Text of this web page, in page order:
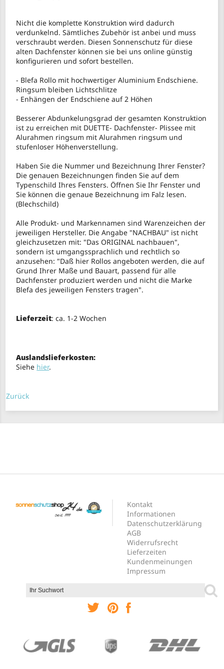
Nicht die komplette Konstruktion wird dadurch
verdunkelnd. Sämtliches Zubehör ist anbei und muss
verschraubt werden. Diesen Sonnenschutz für diese
alten Dachfenster können sie bei uns online günstig
konfigurieren und sofort bestellen.
- Blefa Rollo mit hochwertiger Aluminium Endschiene.
Ringsum bleiben Lichtschlitze
- Enhängen der Endschiene auf 2 Höhen
Besserer Abdunkelungsgrad der gesamten Konstruktion
ist zu erreichen mit DUETTE- Dachfenster- Plissee mit
Alurahmen ringsum mit Alurahmen ringsum und
stufenloser Höhenverstellung.
Haben Sie die Nummer und Bezeichnung Ihrer Fenster?
Die genauen Bezeichnungen finden Sie auf dem
Typenschild Ihres Fensters. Öffnen Sie Ihr Fenster und
Sie können die genaue Bezeichnung im Falz lesen.
(Blechschild)
Alle Produkt- und Markennamen sind Warenzeichen der
jeweiligen Hersteller. Die Angabe "NACHBAU" ist nicht
gleichzusetzen mit: "Das ORIGINAL nachbauen",
sondern ist umgangssprachlich und rechtlich so
anzusehen: "Daß hier Rollos angeboten werden, die auf
Grund Ihrer Maße und Bauart, passend für alle
Dachfenster produziert werden und nicht die Marke
Blefa des jeweiligen Fensters tragen".
Lieferzeit: ca. 1-2 Wochen
Auslandslieferkosten:
Siehe hier.
Zurück
Kontakt
Informationen
Datenschutzerklärung
AGB
Widerrufsrecht
Lieferzeiten
Kundenmeinungen
Impressum